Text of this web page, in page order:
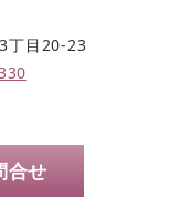
丁目20-23
合せ